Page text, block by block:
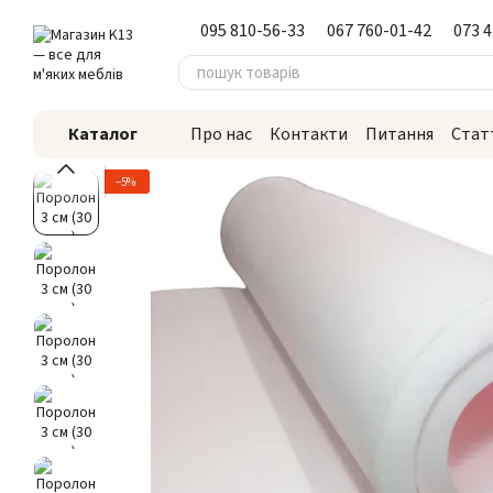
095 810-56-33 067 760-01-42 073
Каталог Про нас Контакти Питання
−5%